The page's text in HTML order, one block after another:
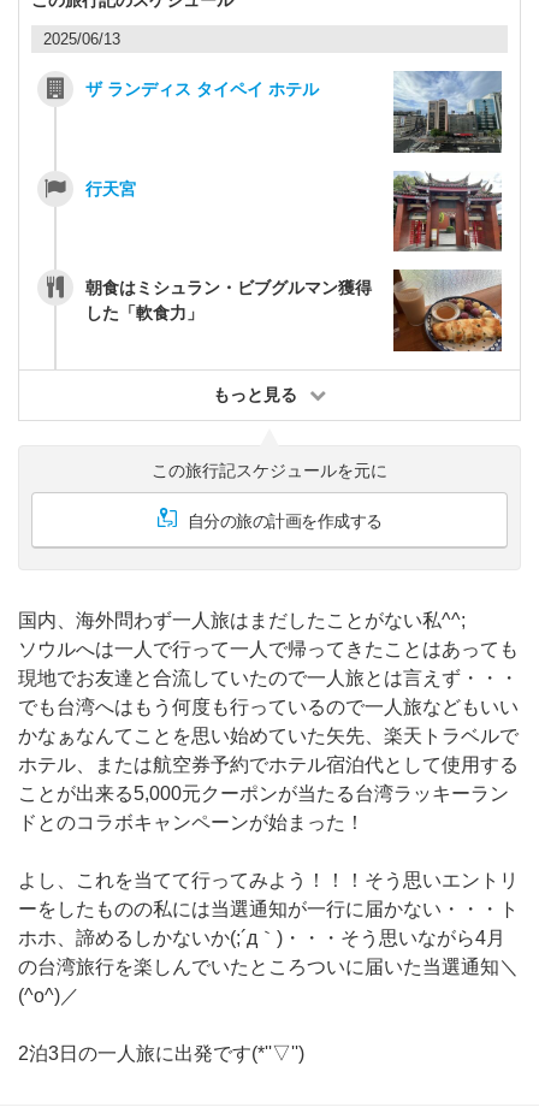
2025/06/13
ザ ランディス タイペイ ホテル
行天宮
朝食はミシュラン・ビブグルマン獲得
した「軟食力」
もっと見る
この旅行記スケジュールを元に
自分の旅の計画を作成する
国内、海外問わず一人旅はまだしたことがない私^^;
ソウルへは一人で行って一人で帰ってきたことはあっても
現地でお友達と合流していたので一人旅とは言えず・・・
でも台湾へはもう何度も行っているので一人旅などもいい
かなぁなんてことを思い始めていた矢先、楽天トラベルで
ホテル、または航空券予約でホテル宿泊代として使用する
ことが出来る5,000元クーポンが当たる台湾ラッキーラン
ドとのコラボキャンペーンが始まった！
よし、これを当てて行ってみよう！！！そう思いエントリ
ーをしたものの私には当選通知が一行に届かない・・・ト
ホホ、諦めるしかないか(;´д｀)・・・そう思いながら4月
の台湾旅行を楽しんでいたところついに届いた当選通知＼
(^o^)／
2泊3日の一人旅に出発です(*''▽'')